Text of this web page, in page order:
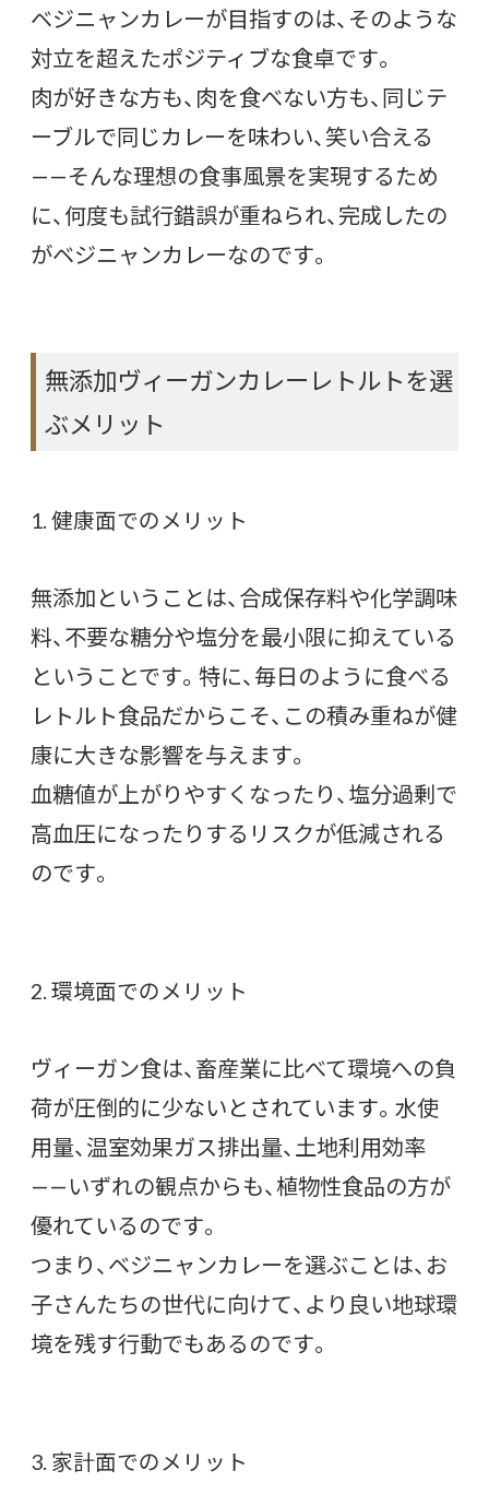
ベジニャンカレーが目指すのは、そのような
対立を超えたポジティブな食卓です。
肉が好きな方も、肉を食べない方も、同じテ
ーブルで同じカレーを味わい、笑い合える
——そんな理想の食事風景を実現するため
に、何度も試行錯誤が重ねられ、完成したの
がベジニャンカレーなのです。
無添加ヴィーガンカレーレトルトを選
ぶメリット
1. 健康面でのメリット
無添加ということは、合成保存料や化学調味
料、不要な糖分や塩分を最小限に抑えている
ということです。特に、毎日のように食べる
レトルト食品だからこそ、この積み重ねが健
康に大きな影響を与えます。
血糖値が上がりやすくなったり、塩分過剰で
高血圧になったりするリスクが低減される
のです。
2. 環境面でのメリット
ヴィーガン食は、畜産業に比べて環境への負
荷が圧倒的に少ないとされています。水使
用量、温室効果ガス排出量、土地利用効率
——いずれの観点からも、植物性食品の方が
優れているのです。
つまり、ベジニャンカレーを選ぶことは、お
子さんたちの世代に向けて、より良い地球環
境を残す行動でもあるのです。
3. 家計面でのメリット